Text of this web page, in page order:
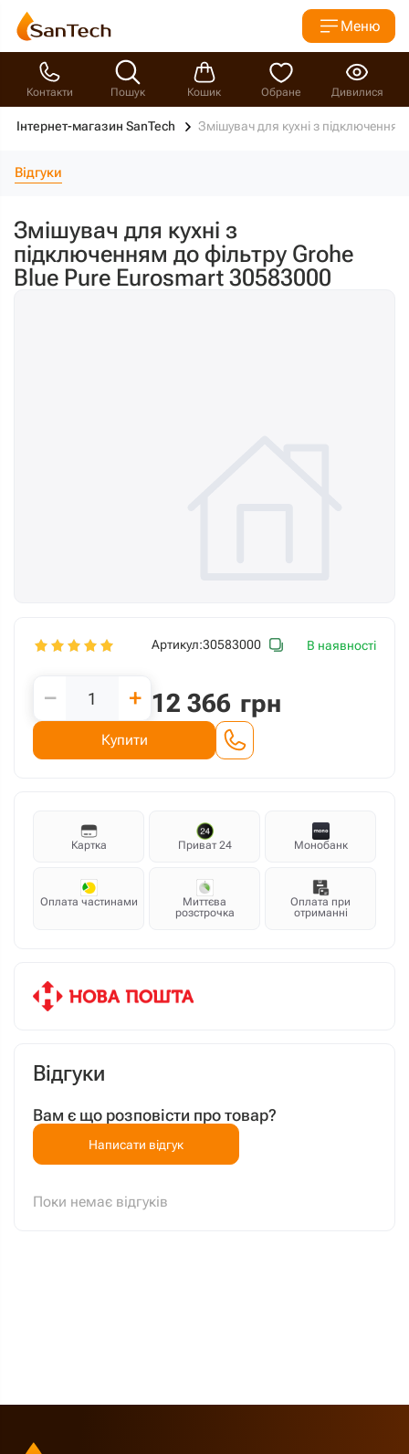
Меню
Контакти Пошук Кошик Обране Дивилися
Інтернет-магазин SanTech Змішувач для кухні з
Відгуки
Змішувач для кухні з
підключенням до фільтру Grohe
Blue Pure Eurosmart 30583000
Артикул:30583000 В наявності
− + 12 366 грн
Купити
Картка Приват 24 Монобанк
Оплата частинами
Миттєва
розстрочка
Оплата при
отриманні
Відгуки
Вам є що розповісти про товар?
Написати відгук
Поки немає відгуків